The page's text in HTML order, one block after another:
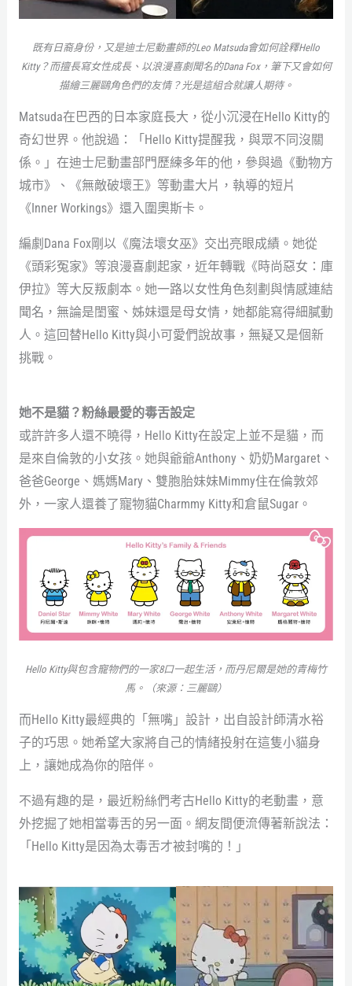
既有日裔身份，又是迪士尼動畫師的Leo Matsuda會如何詮釋Hello
Kitty？而擅長寫女性成長、以浪漫喜劇聞名的Dana Fox，筆下又會如何
描繪三麗鷗角色們的友情？光是這組合就讓人期待。
Matsuda在巴西的日本家庭長大，從小沉浸在Hello Kitty的
奇幻世界。他說過：「Hello Kitty提醒我，與眾不同沒關
係。」在迪士尼動畫部門歷練多年的他，參與過《動物方
城市》、《無敵破壞王》等動畫大片，執導的短片
《Inner Workings》還入圍奧斯卡。
編劇Dana Fox剛以《魔法壞女巫》交出亮眼成績。她從
《頭彩冤家》等浪漫喜劇起家，近年轉戰《時尚惡女：庫
伊拉》等大反叛劇本。她一路以女性角色刻劃與情感連結
聞名，無論是閨蜜、姊妹還是母女情，她都能寫得細膩動
人。這回替Hello Kitty與小可愛們說故事，無疑又是個新
挑戰。
她不是貓？粉絲最愛的毒舌設定
或許許多人還不曉得，Hello Kitty在設定上並不是貓，而
是來自倫敦的小女孩。她與爺爺Anthony、奶奶Margaret、
爸爸George、媽媽Mary、雙胞胎妹妹Mimmy住在倫敦郊
外，一家人還養了寵物貓Charmmy Kitty和倉鼠Sugar。
Hello Kitty與包含寵物們的一家8口一起生活，而丹尼爾是她的青梅竹
馬。（來源：三麗鷗）
而Hello Kitty最經典的「無嘴」設計，出自設計師清水裕
子的巧思。她希望大家將自己的情緒投射在這隻小貓身
上，讓她成為你的陪伴。
不過有趣的是，最近粉絲們考古Hello Kitty的老動畫，意
外挖掘了她相當毒舌的另一面。網友間便流傳著新說法：
「Hello Kitty是因為太毒舌才被封嘴的！」